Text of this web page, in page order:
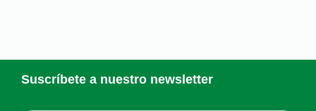
Suscríbete a nuestro newsletter